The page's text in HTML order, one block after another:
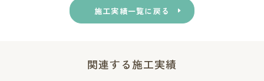
施工実績一覧に戻る
関連する施工実績